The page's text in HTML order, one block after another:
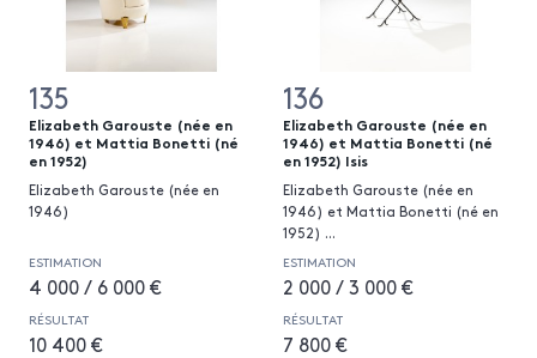
135
Elizabeth Garouste (née en
1946) et Mattia Bonetti (né
en 1952)
Elizabeth Garouste (née en
1946)
ESTIMATION
4 000 / 6 000 €
RÉSULTAT
10 400 €
136
Elizabeth Garouste (née en
1946) et Mattia Bonetti (né
en 1952) Isis
Elizabeth Garouste (née en
1946) et Mattia Bonetti (né en
1952) ...
ESTIMATION
2 000 / 3 000 €
RÉSULTAT
7 800 €